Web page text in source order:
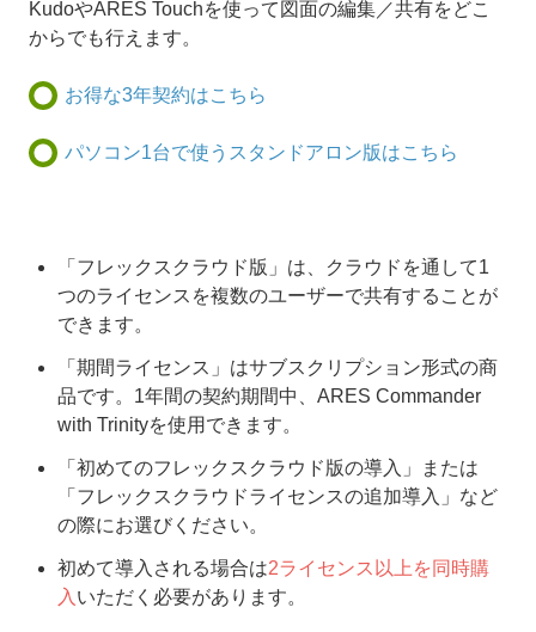
KudoやARES Touchを使って図面の編集／共有をどこ
からでも行えます。
お得な3年契約はこちら
パソコン1台で使うスタンドアロン版はこちら
「フレックスクラウド版」は、クラウドを通して1
つのライセンスを複数のユーザーで共有することが
できます。
「期間ライセンス」はサブスクリプション形式の商
品です。1年間の契約期間中、ARES Commander
with Trinityを使用できます。
「初めてのフレックスクラウド版の導入」または
「フレックスクラウドライセンスの追加導入」など
の際にお選びください。
初めて導入される場合は2ライセンス以上を同時購
入 いただく必要があります。